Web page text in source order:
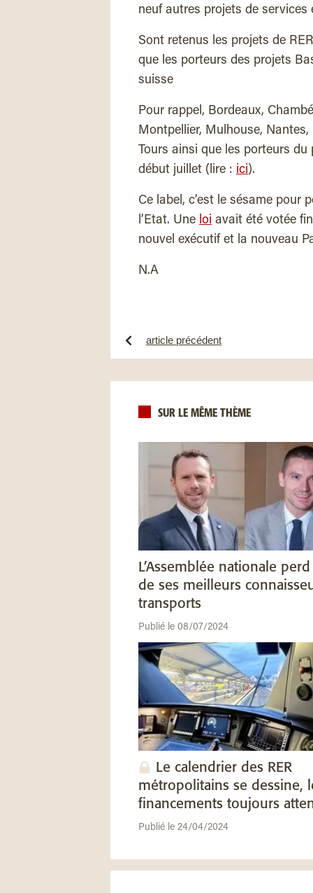
neuf autres projets de services
Sont retenus les projets de
que les porteurs des projets
suisse
Pour rappel, Bordeaux,
Montpellier, Mulhouse,
Tours ainsi que les porteurs
début juillet (lire : ici).
Ce label, c’est le sésame pour
l’Etat. Une loi avait été votée
nouvel exécutif et la nouveau
N.A
article précédent
SUR LE MÊME THÈME
L’Assemblée nationale
de ses meilleurs
transports
Publié le 08/07/2024
Le calendrier des RER
métropolitains se dessine,
financements toujours
Publié le 24/04/2024